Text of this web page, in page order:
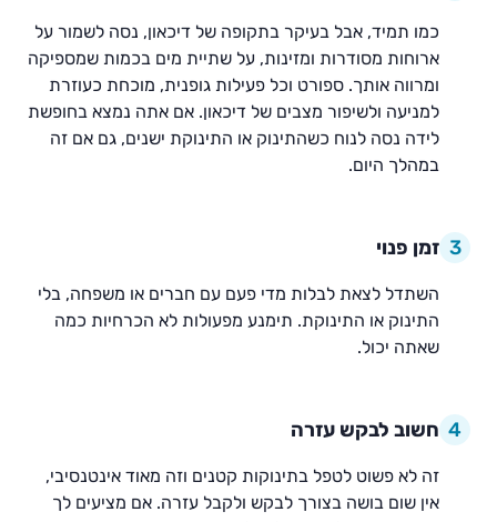
כמו תמיד, אבל בעיקר בתקופה של דיכאון, נסה לשמור על
ארוחות מסודרות ומזינות, על שתיית מים בכמות שמספיקה
ומרווה אותך. ספורט וכל פעילות גופנית, מוכחת כעוזרת
למניעה ולשיפור מצבים של דיכאון. אם אתה נמצא בחופשת
לידה נסה לנוח כשהתינוק או התינוקת ישנים, גם אם זה
במהלך היום.
3 זמן פנוי
השתדל לצאת לבלות מדי פעם עם חברים או משפחה, בלי
התינוק או התינוקת. תימנע מפעולות לא הכרחיות כמה
שאתה יכול.
4 חשוב לבקש עזרה
זה לא פשוט לטפל בתינוקות קטנים וזה מאוד אינטנסיבי,
אין שום בושה בצורך לבקש ולקבל עזרה. אם מציעים לך